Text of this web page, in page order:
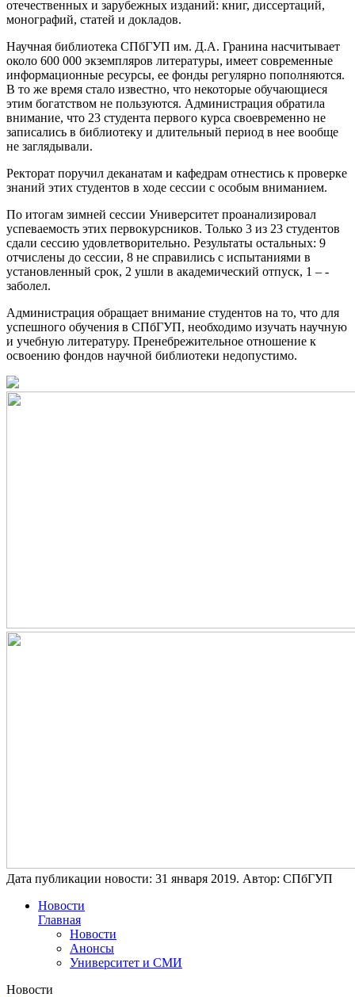
отечественных и зарубежных изданий: книг, диссертаций,
монографий, статей и докладов.
Научная библиотека СПбГУП им. Д.А. Гранина насчитывает
около 600 000 экземпляров литературы, имеет современные
информационные ресурсы, ее фонды регулярно пополняются.
В то же время стало известно, что некоторые обучающиеся
этим богатством не пользуются. Администрация обратила
внимание, что 23 студента первого курса своевременно не
записались в библиотеку и длительный период в нее вообще
не заглядывали.
Ректорат поручил деканатам и кафедрам отнестись к проверке
знаний этих студентов в ходе сессии с особым вниманием.
По итогам зимней сессии Университет проанализировал
успеваемость этих первокурсников. Только 3 из 23 студентов
сдали сессию удовлетворительно. Результаты остальных: 9
отчислены до сессии, 8 не справились с испытаниями в
установленный срок, 2 ушли в академический отпуск, 1­­­ ­­­­­­­– ­­
заболел.
Администрация обращает внимание студентов на то, что для
успешного обучения в СПбГУП, необходимо изучать научную
и учебную литературу. Пренебрежительное отношение к
освоению фондов научной библиотеки недопустимо.
Дата публикации новости: 31 января 2019. Автор: СПбГУП
Новости
Главная
Новости
Анонсы
Университет и СМИ
Новости